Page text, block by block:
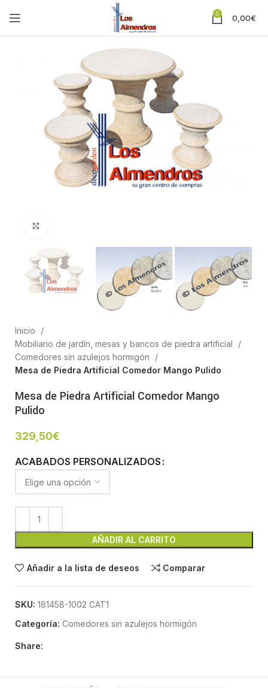
0 0,00€
Inicio
Mobiliario de jardín, mesas y bancos de piedra artificial
Comedores sin azulejos hormigón
Mesa de Piedra Artificial Comedor Mango Pulido
Mesa de Piedra Artificial Comedor Mango
Pulido
329,50€
ACABADOS PERSONALIZADOS
AÑADIR AL CARRITO
Añadir a la lista de deseos Comparar
SKU: 181458-1002 CAT1
Categoría: Comedores sin azulejos hormigón
Share: